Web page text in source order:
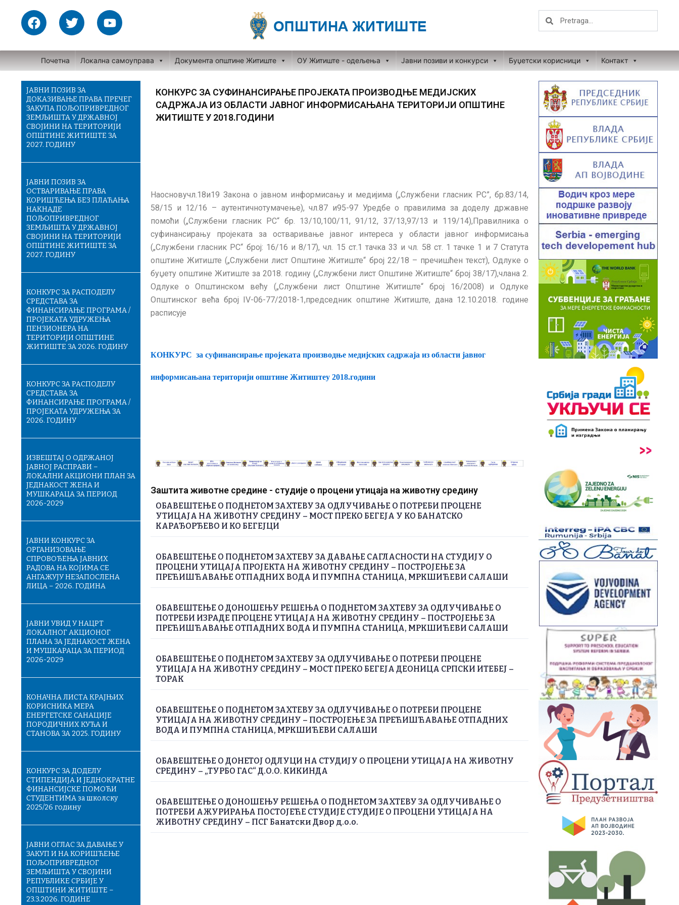
content
F
a
e
b
o
o
k
T
w
t
t
e
r
Y
o
t
u
b
Search
Почетна Локална самоуправа Документа општине Житиште ОУ Житиште - одељења Јавни позиви и конкурси Буџетски корисници Контакт
ЈАВНИ ПОЗИВ ЗА
ДОКАЗИВАЊЕ ПРАВА ПРЕЧЕГ
ЗАКУПА ПОЉОПРИВРЕДНОГ
ЗЕМЉИШТА У ДРЖАВНОЈ
СВОЈИНИ НА ТЕРИТОРИЈИ
ОПШТИНЕ ЖИТИШТЕ ЗА
2027. ГОДИНУ
ЈАВНИ ПОЗИВ ЗА
ОСТВАРИВАЊЕ ПРАВА
КОРИШЋЕЊА БЕЗ ПЛАЋАЊА
НАКНАДЕ
ПОЉОПРИВРЕДНОГ
ЗЕМЉИШТА У ДРЖАВНОЈ
СВОЈИНИ НА ТЕРИТОРИЈИ
ОПШТИНЕ ЖИТИШТЕ ЗА
2027. ГОДИНУ
КОНКУРС ЗА РАСПОДЕЛУ
СРЕДСТАВА ЗА
ФИНАНСИРАЊЕ ПРОГРАМА /
ПРОЈЕКАТА УДРУЖЕЊА
ПЕНЗИОНЕРА НА
ТЕРИТОРИЈИ ОПШТИНЕ
ЖИТИШТЕ ЗА 2026. ГОДИНУ
КОНКУРС ЗА РАСПОДЕЛУ
СРЕДСТАВА ЗА
ФИНАНСИРАЊЕ ПРОГРАМА /
ПРОЈЕКАТА УДРУЖЕЊА ЗА
2026. ГОДИНУ
ИЗВЕШТАЈ О ОДРЖАНОЈ
ЈАВНОЈ РАСПРАВИ –
ЛОКАЛНИ АКЦИОНИ ПЛАН ЗА
ЈЕДНАКОСТ ЖЕНА И
МУШКАРАЦА ЗА ПЕРИОД
2026-2029
ЈАВНИ КОНКУРС ЗА
ОРГАНИЗОВАЊЕ
СПРОВОЂЕЊА ЈАВНИХ
РАДОВА НА КОЈИМА СЕ
АНГАЖУЈУ НЕЗАПОСЛЕНА
ЛИЦА – 2026. ГОДИНА
ЈАВНИ УВИД У НАЦРТ
ЛОКАЛНОГ АКЦИОНОГ
ПЛАНА ЗА ЈЕДНАКОСТ ЖЕНА
И МУШКАРАЦА ЗА ПЕРИОД
2026-2029
КОНАЧНA ЛИСТA КРАЈЊИХ
КОРИСНИКА МЕРА
ЕНЕРГЕТСКЕ САНАЦИЈЕ
ПОРОДИЧНИХ КУЋА И
СТАНОВА ЗА 2025. ГОДИНУ
КОНКУРС ЗА ДОДЕЛУ
СТИПЕНДИЈА И ЈЕДНОКРАТНЕ
ФИНАНСИЈСКЕ ПОМОЋИ
СТУДЕНТИМА за школску
2025/26 годину
ЈАВНИ ОГЛАС ЗА ДАВАЊЕ У
ЗАКУП И НА КОРИШЋЕЊЕ
ПОЉОПРИВРЕДНОГ
ЗЕМЉИШТА У СВОЈИНИ
РЕПУБЛИКЕ СРБИЈЕ У
ОПШТИНИ ЖИТИШТЕ –
23.3.2026. ГОДИНЕ
КОНКУРС ЗА СУФИНАНСИРАЊЕ ПРОJЕКАТА ПРОИЗВОДЊЕ МЕДИЈСКИХ
САДРЖАЈА ИЗ ОБЛАСТИ JАВНОГ ИНФОРМИСАЊАНА ТЕРИТОРИЈИ ОПШТИНЕ
ЖИТИШТЕ У 2018.ГОДИНИ
Наосновучл.18и19 Закона о јавном информисању и медијима („Службени гласник РС”, бр.83/14,
58/15 и 12/16 – аутентичнотумачење), чл.87 и95-97 Уредбе о правилима за доделу државне
помоћи („Службени гласник РС“ бр. 13/10,100/11, 91/12, 37/13,97/13 и 119/14),Правилника о
суфинансирању пројеката за остваривање јавног интереса у области јавног информисања
(„Службени гласник РС“ број: 16/16 и 8/17), чл. 15 ст.1 тачка 33 и чл. 58 ст. 1 тачке 1 и 7 Статута
општине Житиште („Службени лист Општине Житиште“ број 22/18 – пречишћен текст), Одлуке о
буџету општине Житиште за 2018. годину („Службени лист Општине Житиште“ број 38/17),члана 2.
Одлуке о Општинском већу („Службени лист Општине Житиште“ број 16/2008) и Одлуке
Општинског већа број IV-06-77/2018-1,председник општине Житиште, дана 12.10.2018. године
расписује
КОНКУРС за суфинансирање проjеката производње медијских садржаја из области jавног
информисањана територији општине Житиштеу 2018.години
Заштита животне средине - студије о процени утицаја на животну средину
ОБАВЕШТЕЊЕ О ПОДНЕТОМ ЗАХТЕВУ ЗА ОДЛУЧИВАЊЕ О ПОТРЕБИ ПРОЦЕНЕ
УТИЦАЈА НА ЖИВОТНУ СРЕДИНУ – МОСТ ПРЕКО БЕГЕЈА У КО БАНАТСКО
КАРАЂОРЂЕВО И КО БЕГЕЈЦИ
ОБАВЕШТЕЊЕ О ПОДНЕТОМ ЗАХТЕВУ ЗА ДАВАЊЕ САГЛАСНОСТИ НА СТУДИЈУ О
ПРОЦЕНИ УТИЦАЈА ПРОЈЕКТА НА ЖИВОТНУ СРЕДИНУ – ПОСТРОЈЕЊЕ ЗА
ПРЕЋИШЋАВАЊЕ ОТПАДНИХ ВОДА И ПУМПНА СТАНИЦА, МРКШИЋЕВИ САЛАШИ
ОБАВЕШТЕЊЕ О ДОНОШЕЊУ РЕШЕЊА О ПОДНЕТОМ ЗАХТЕВУ ЗА ОДЛУЧИВАЊЕ О
ПОТРЕБИ ИЗРАДЕ ПРОЦЕНЕ УТИЦАЈА НА ЖИВОТНУ СРЕДИНУ – ПОСТРОЈЕЊЕ ЗА
ПРЕЋИШЋАВАЊЕ ОТПАДНИХ ВОДА И ПУМПНА СТАНИЦА, МРКШИЋЕВИ САЛАШИ
ОБАВЕШТЕЊЕ О ПОДНЕТОМ ЗАХТЕВУ ЗА ОДЛУЧИВАЊЕ О ПОТРЕБИ ПРОЦЕНЕ
УТИЦАЈА НА ЖИВОТНУ СРЕДИНУ – МОСТ ПРЕКО БЕГЕЈА ДЕОНИЦА СРПСКИ ИТЕБЕЈ –
ТОРАК
ОБАВЕШТЕЊЕ О ПОДНЕТОМ ЗАХТЕВУ ЗА ОДЛУЧИВАЊЕ О ПОТРЕБИ ПРОЦЕНЕ
УТИЦАЈА НА ЖИВОТНУ СРЕДИНУ – ПОСТРОЈЕЊЕ ЗА ПРЕЋИШЋАВАЊЕ ОТПАДНИХ
ВОДА И ПУМПНА СТАНИЦА, МРКШИЋЕВИ САЛАШИ
ОБАВЕШТЕЊЕ О ДОНЕТОЈ ОДЛУЦИ НА СТУДИЈУ О ПРОЦЕНИ УТИЦАЈА НА ЖИВОТНУ
СРЕДИНУ – „ТУРБО ГАС“ Д.О.О. КИКИНДА
ОБАВЕШТЕЊЕ О ДОНОШЕЊУ РЕШЕЊА О ПОДНЕТОМ ЗАХТЕВУ ЗА ОДЛУЧИВАЊЕ О
ПОТРЕБИ АЖУРИРАЊА ПОСТОЈЕЋЕ СТУДИЈЕ СТУДИЈЕ О ПРОЦЕНИ УТИЦАЈА НА
ЖИВОТНУ СРЕДИНУ – ПСГ Банатски Двор д.о.о.